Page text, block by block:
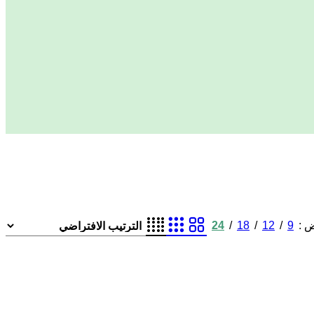
9
12
18
24